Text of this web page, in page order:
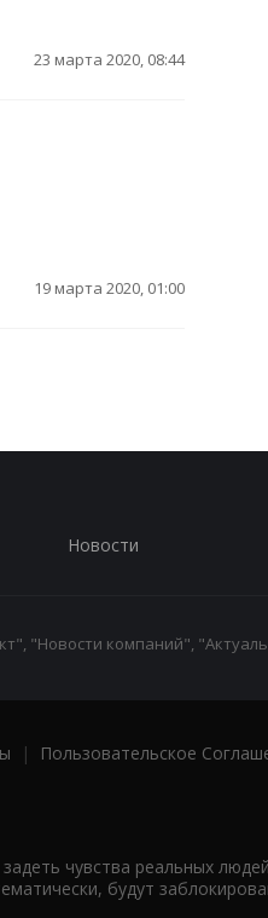
23 марта 2020, 08:44
19 марта 2020, 01:00
Новости
"Новости компаний",
| Пользовательское
чувства реальных
будут